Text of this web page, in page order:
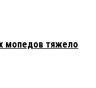
мопедов тяжело